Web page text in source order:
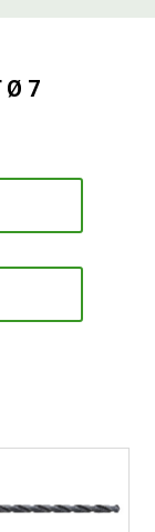
Ø 7